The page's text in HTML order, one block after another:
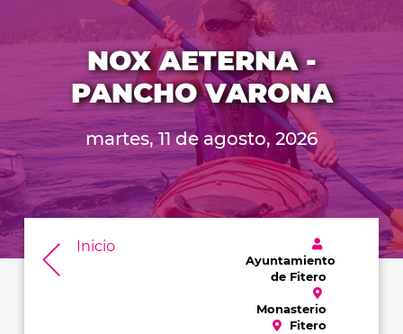
NOX AETERNA -
PANCHO VARONA
martes, 11 de agosto, 2026
Inicio
Ayuntamiento
de Fitero
Monasterio
Fitero